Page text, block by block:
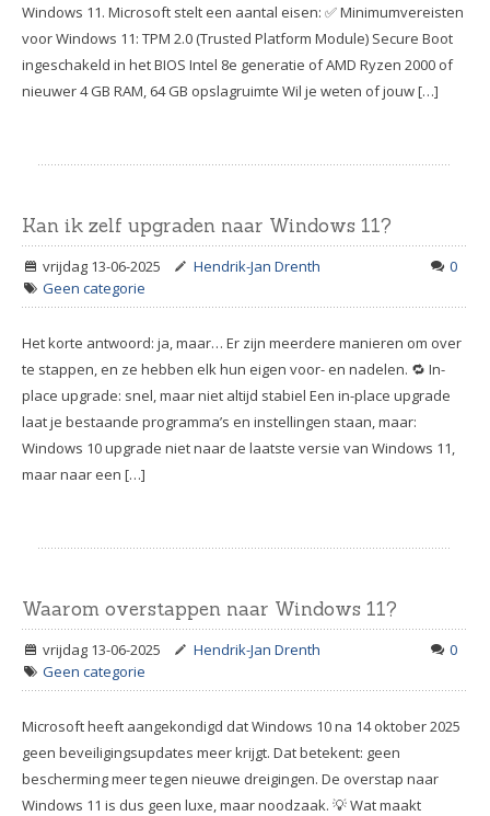
Windows 11. Microsoft stelt een aantal eisen: ✅ Minimumvereisten
voor Windows 11: TPM 2.0 (Trusted Platform Module) Secure Boot
ingeschakeld in het BIOS Intel 8e generatie of AMD Ryzen 2000 of
nieuwer 4 GB RAM, 64 GB opslagruimte Wil je weten of jouw […]
Kan ik zelf upgraden naar Windows 11?
0
vrijdag 13-06-2025
Hendrik-Jan Drenth
Geen categorie
Het korte antwoord: ja, maar… Er zijn meerdere manieren om over
te stappen, en ze hebben elk hun eigen voor- en nadelen. 🔁 In-
place upgrade: snel, maar niet altijd stabiel Een in-place upgrade
laat je bestaande programma’s en instellingen staan, maar:
Windows 10 upgrade niet naar de laatste versie van Windows 11,
maar naar een […]
Waarom overstappen naar Windows 11?
0
vrijdag 13-06-2025
Hendrik-Jan Drenth
Geen categorie
Microsoft heeft aangekondigd dat Windows 10 na 14 oktober 2025
geen beveiligingsupdates meer krijgt. Dat betekent: geen
bescherming meer tegen nieuwe dreigingen. De overstap naar
Windows 11 is dus geen luxe, maar noodzaak. 💡 Wat maakt